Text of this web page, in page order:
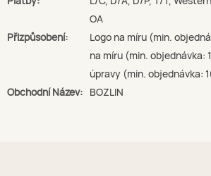
OA
Přizpůsobení:
Logo na míru (min.
na míru (min. objednávka:
úpravy (min. objednávka:
Obchodní Název: BOZLIN